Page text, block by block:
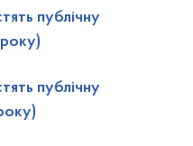
публічну
публічну